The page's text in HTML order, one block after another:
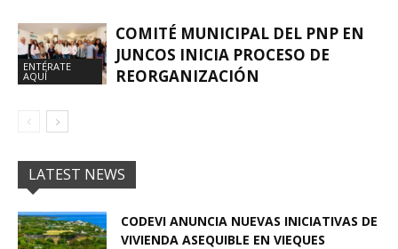
ENTÉRATE
AQUÍ
COMITÉ MUNICIPAL DEL PNP EN
JUNCOS INICIA PROCESO DE
REORGANIZACIÓN
LATEST NEWS
CODEVI ANUNCIA NUEVAS INICIATIVAS DE
VIVIENDA ASEQUIBLE EN VIEQUES